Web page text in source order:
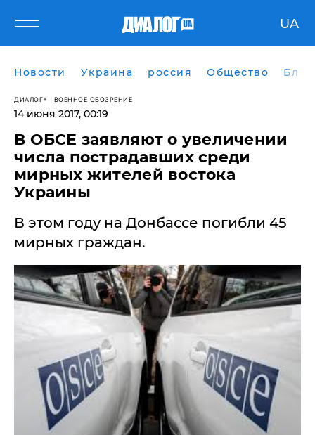
UA
Новости Украина россия Общество
ДИАЛОГ ВОЕННОЕ ОБОЗРЕНИЕ
14 июня 2017, 00:19
В ОБСЕ заявляют о увеличении
числа пострадавших среди
мирных жителей востока
Украины
В этом году на Донбассе погибли 45
мирных граждан.